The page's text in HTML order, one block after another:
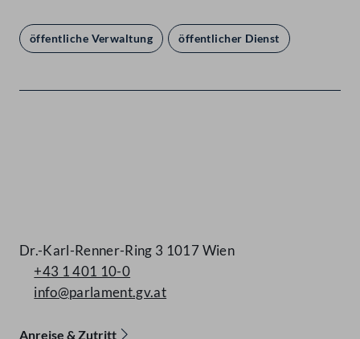
öffentliche Verwaltung öffentlicher Dienst
Dr.-Karl-Renner-Ring 3 1017 Wien
+43 1 401 10-0
info@parlament.gv.at
Anreise & Zutritt